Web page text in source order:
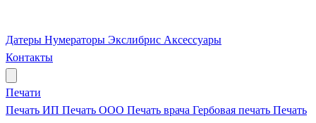
Датеры Нумераторы Экслибрис Аксессуары
Контакты
Печати
Печать ИП Печать ООО Печать врача Гербовая печать Печать